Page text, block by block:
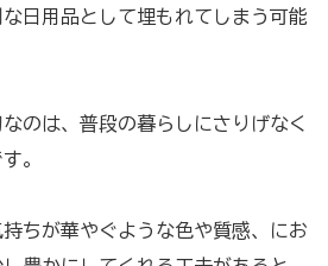
日用品として埋もれてしまう可能
のは、普段の暮らしにさりげなく
。
ちが華やぐような色や質感、にお